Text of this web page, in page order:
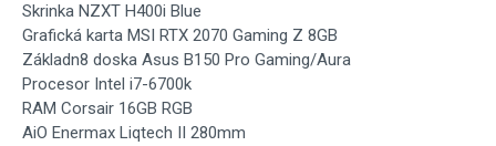
Skrinka NZXT H400i Blue
Grafická karta MSI RTX 2070 Gaming Z 8GB
Základn8 doska Asus B150 Pro Gaming/Aura
Procesor Intel i7-6700k
RAM Corsair 16GB RGB
AiO Enermax Liqtech II 280mm